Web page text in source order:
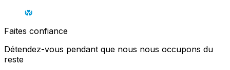
Faites confiance
Détendez-vous pendant que nous nous occupons du
reste